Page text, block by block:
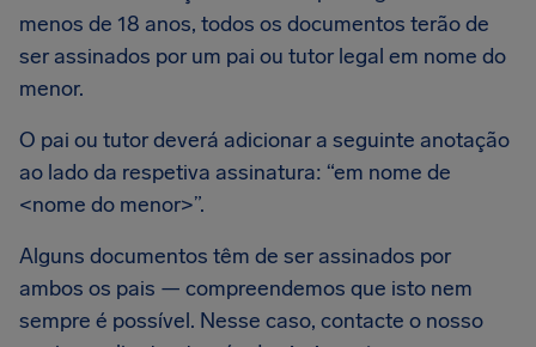
menos de 18 anos, todos os documentos terão de
ser assinados por um pai ou tutor legal em nome do
menor.
O pai ou tutor deverá adicionar a seguinte anotação
ao lado da respetiva assinatura: “em nome de
<nome do menor>”.
Alguns documentos têm de ser assinados por
ambos os pais — compreendemos que isto nem
sempre é possível. Nesse caso, contacte o nosso